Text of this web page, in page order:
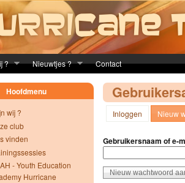
? Nieuwtjes ? Contact
Inloggen Nieuw
Gebruikersnaam of e-
Hoofdmenu
wij ?
club
vinden
- Youth Education
Hurricane